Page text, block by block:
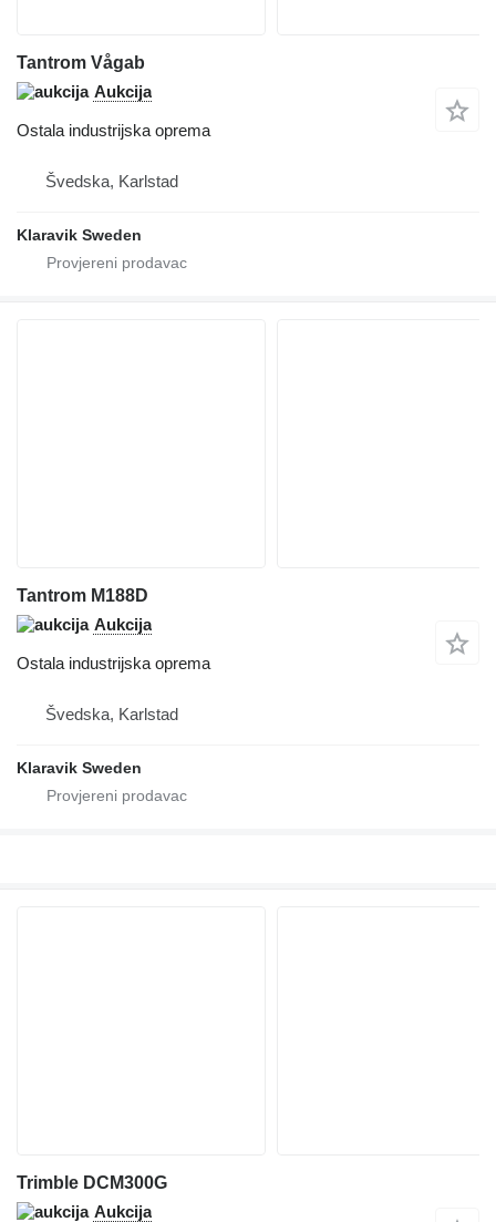
Tantrom Vågab
Aukcija
Ostala industrijska oprema
Švedska, Karlstad
Klaravik Sweden
Tantrom M188D
Aukcija
Ostala industrijska oprema
Švedska, Karlstad
Klaravik Sweden
Trimble DCM300G
Aukcija